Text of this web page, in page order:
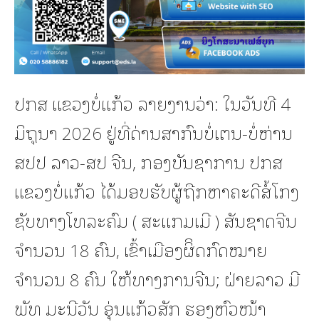
ປກສ ແຂວງບໍ່ແກ້ວ ລາຍງານວ່າ: ໃນວັນທີ 4
ມິຖຸນາ 2026 ຢູ່ທີ່ດ່ານສາກົນບໍ່ເຕນ-ບໍ່ຫ່ານ
ສປປ ລາວ-ສປ ຈີນ, ກອງບັນຊາການ ປກສ
ແຂວງບໍ່ແກ້ວ ໄດ້ມອບຮັບຜູ້ຖືກຫາຄະດີສໍ້ໂກງ
ຊັບທາງໂທລະຄົມ ( ສະແກມເມີ ) ສັນຊາດຈີນ
ຈໍານວນ 18 ຄົນ, ເຂົ້າເມືອງຜິິດກົດໝາຍ
ຈຳນວນ 8 ຄົນ ໃຫ້ທາງການຈີນ; ຝ່າຍລາວ ມີ
ພັທ ມະນີວັນ ອຸ່ນແກ້ວສັກ ຮອງຫົວໜ້າ